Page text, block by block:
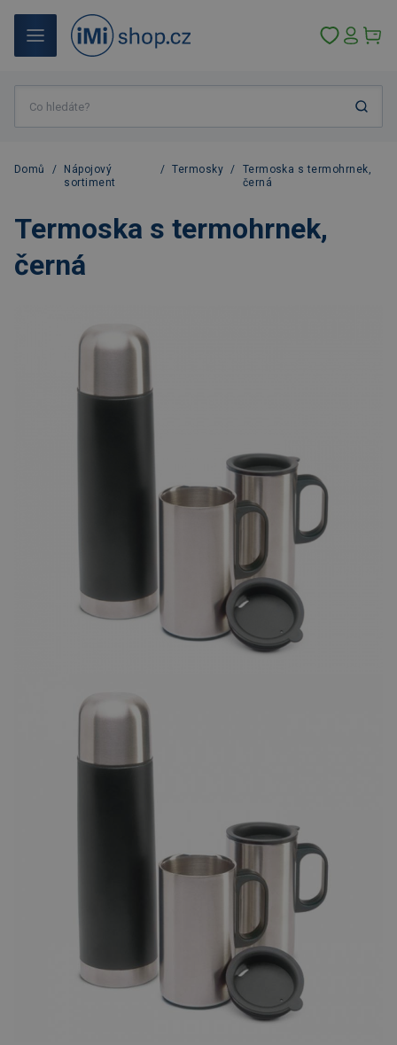
Domů /
Nápojový
sortiment
/ Termosky /
Termoska s termohrnek,
černá
Termoska s termohrnek,
černá